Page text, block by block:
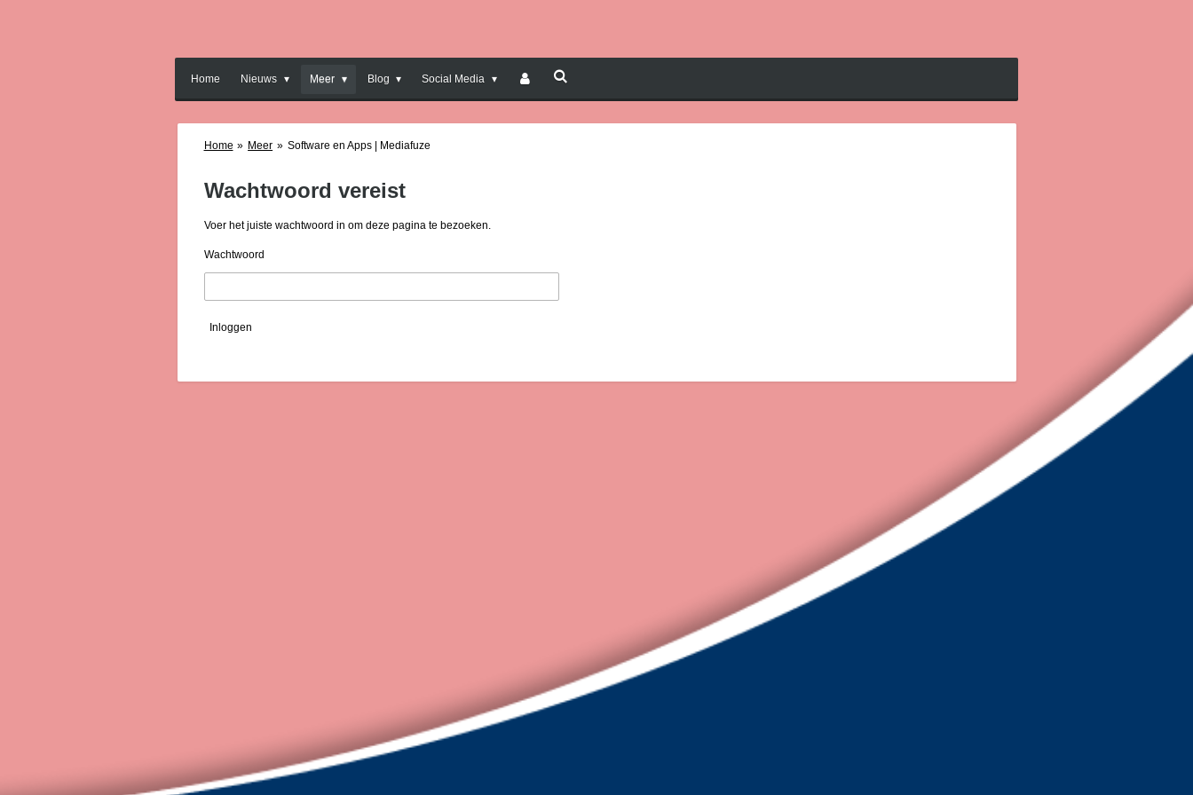
Home Nieuws Meer Blog Social Media
Home » Meer » Software en Apps | Mediafuze
Wachtwoord vereist
Voer het juiste wachtwoord in om deze pagina te bezoeken.
Wachtwoord
Inloggen